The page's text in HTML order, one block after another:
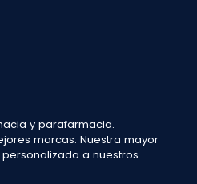
y parafarmacia.
marcas. Nuestra mayor
a nuestros